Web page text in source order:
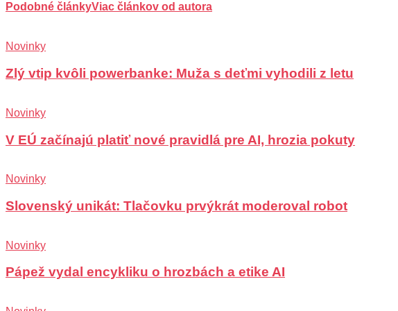
Podobné článkyViac článkov od autora
Novinky
Zlý vtip kvôli powerbanke: Muža s deťmi vyhodili z letu
Novinky
V EÚ začínajú platiť nové pravidlá pre AI, hrozia pokuty
Novinky
Slovenský unikát: Tlačovku prvýkrát moderoval robot
Novinky
Pápež vydal encykliku o hrozbách a etike AI